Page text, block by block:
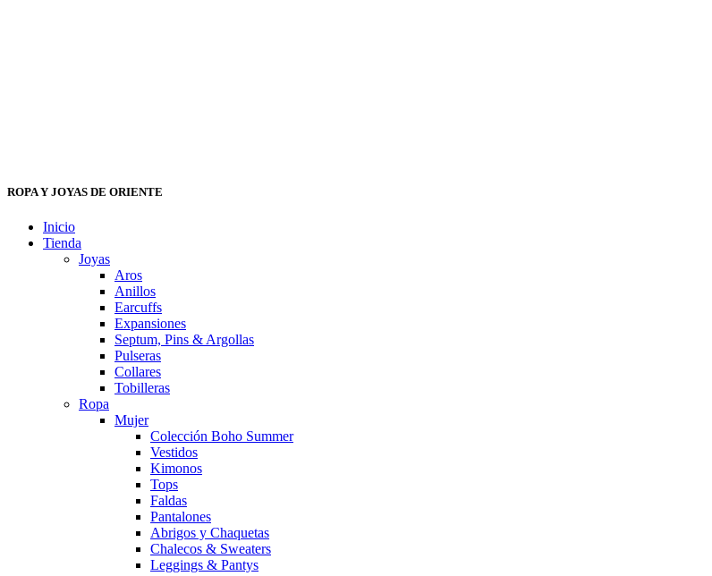
ROPA Y JOYAS DE ORIENTE
Inicio
Tienda
Joyas
Aros
Anillos
Earcuffs
Expansiones
Septum, Pins & Argollas
Pulseras
Collares
Tobilleras
Ropa
Mujer
Colección Boho Summer
Vestidos
Kimonos
Tops
Faldas
Pantalones
Abrigos y Chaquetas
Chalecos & Sweaters
Leggings & Pantys